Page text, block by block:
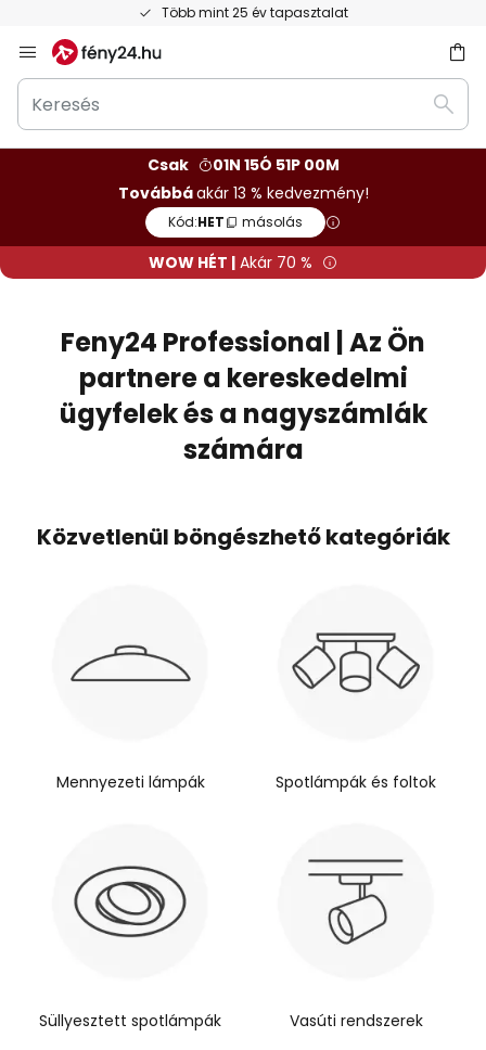
Ingyenes visszaküldés 50 napon belül
Ugrás
a
tartalomhoz
Keresés
Csak
01N 15Ó 50P 59M
Továbbáakár 13 % kedvezmény!
Kód:HET másolás
WOW HÉT | Akár 70 %
Feny24 Professional | Az Ön
partnere a kereskedelmi
ügyfelek és a nagyszámlák
számára
Közvetlenül böngészhető kategóriák
Mennyezeti lámpák Spotlámpák és foltok
Süllyesztett spotlámpák Vasúti rendszerek